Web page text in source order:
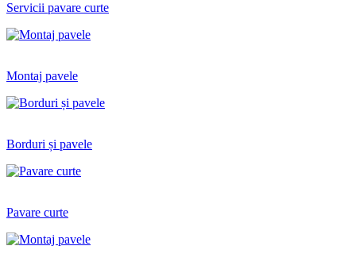
Servicii pavare curte
Montaj pavele
Borduri și pavele
Pavare curte